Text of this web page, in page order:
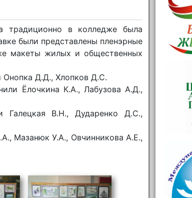
традиционно в колледже была
были представлены пленэрные
макеты жилых и общественных
Онопка Д.Д., Хлопков Д.С.
Ёлочкина К.А., Лабузова А.Д.,
В.Н., Дударенко Д.С.,
Мазанюк У.А., Овчинникова А.Е.,